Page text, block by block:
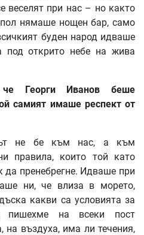
веселят при нас – но както
нямаше нощен бар, само
буден народ идваше
под открито небе на жива
че Георги Иванов
беше
самият имаше респект от
не бе към нас, а към
правила, които той като
да пренебрегне. Идваше при
ни, че влиза в морето,
какви са условията за
на всеки пост
на въздуха, има ли течения,